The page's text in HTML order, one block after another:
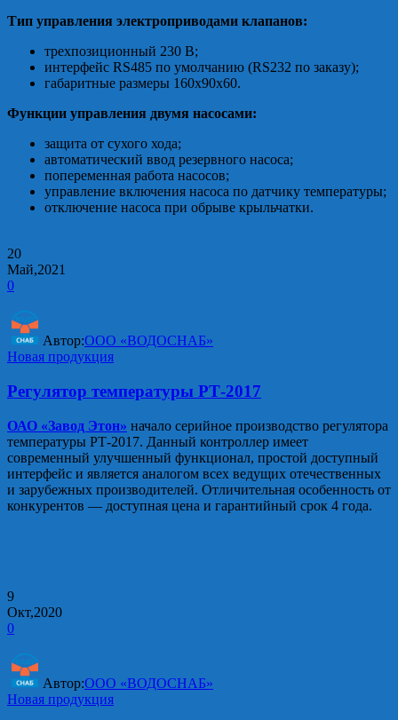
Тип управления электроприводами клапанов:
трехпозиционный 230 В;
интерфейс RS485 по умолчанию (RS232 по заказу);
габаритные размеры 160х90х60.
Функции управления двумя насосами:
защита от сухого хода;
автоматический ввод резервного насоса;
попеременная работа насосов;
управление включения насоса по датчику температуры;
отключение насоса при обрыве крыльчатки.
20
Май,2021
0
Автор:ООО «ВОДОСНАБ»
Новая продукция
Регулятор температуры РТ-2017
ОАО «Завод Этон» начало серийное производство регулятора
температуры РТ-2017. Данный контроллер имеет
современный улучшенный функционал, простой доступный
интерфейс и является аналогом всех ведущих отечественных
и зарубежных производителей. Отличительная особенность от
конкурентов — доступная цена и гарантийный срок 4 года.
9
Окт,2020
0
Автор:ООО «ВОДОСНАБ»
Новая продукция